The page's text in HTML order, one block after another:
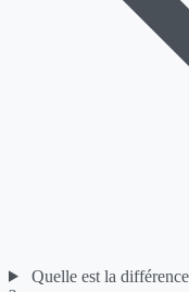
Quelle est la